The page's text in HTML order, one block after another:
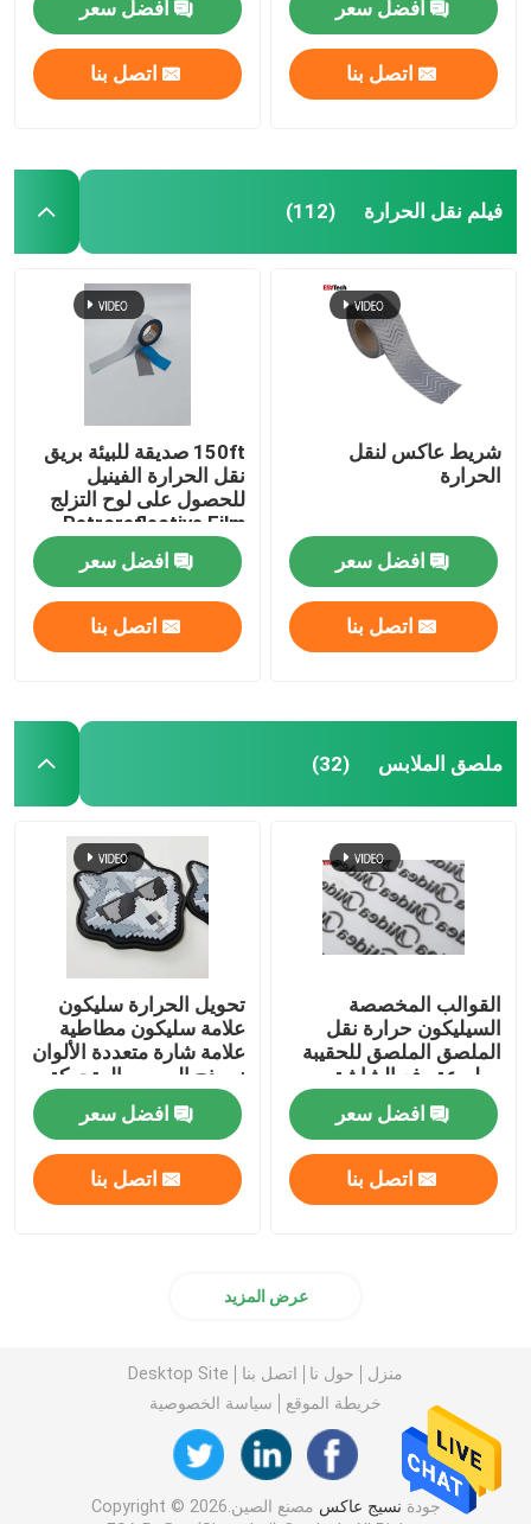
افضل سعر
اتصل بنا
افضل سعر
اتصل بنا
فيلم نقل الحرارة (112)
شريط عاكس لنقل
الحرارة
افضل سعر
اتصل بنا
150ft صديقة للبيئة بريق
نقل الحرارة الفينيل
للحصول على لوح التزلج
Retroreflective Film
الملابس
افضل سعر
اتصل بنا
ملصق الملابس (32)
القوالب المخصصة
السيليكون حرارة نقل
الملصق الملصق للحقيبة
مطبوعة رفع الشاشة
افضل سعر
اتصل بنا
تحويل الحرارة سليكون
علامة سليكون مطاطية
علامة شارة متعددة الألوان
نموذج الرسوم المتحركة
ENISO20471
افضل سعر
اتصل بنا
عرض المزيد
منزل حول نا اتصل بنا
Desktop Site
خريطة الموقع
سياسة الخصوصية
جودة نسيج عاكس
مصنع الصين.Copyright © 2026